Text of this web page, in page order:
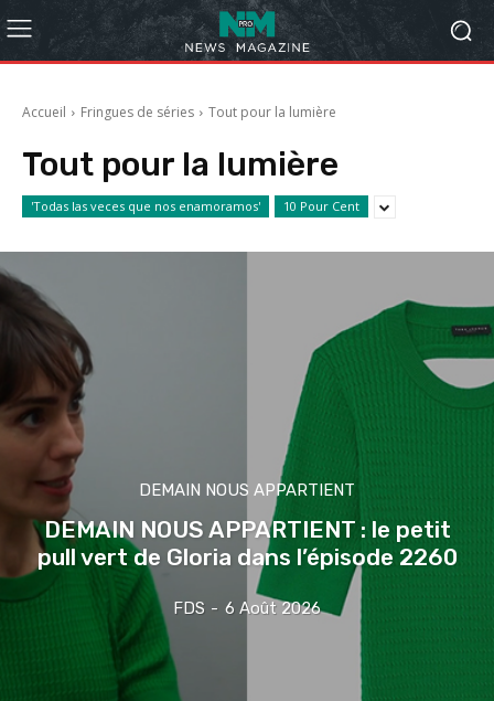
Accueil Fringues de séries Tout pour la lumière
Tout pour la lumière
'Todas las veces que nos enamoramos' 10 Pour Cent
DEMAIN NOUS APPARTIENT
DEMAIN NOUS APPARTIENT : le petit
pull vert de Gloria dans l’épisode 2260
FDS - 6 Août 2026